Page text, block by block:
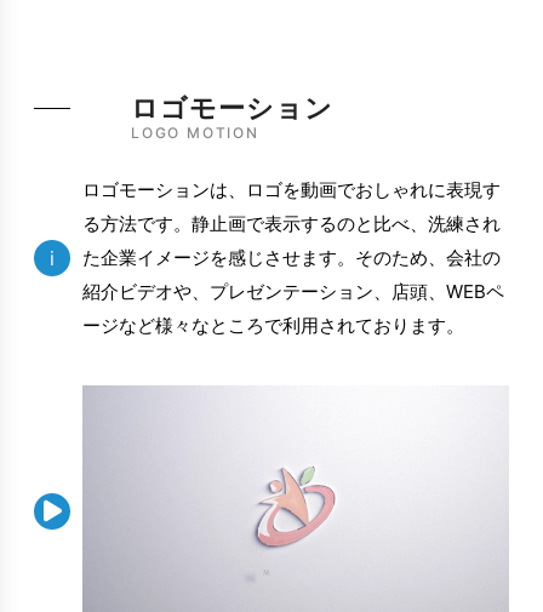
LOGO MOTION
ロゴモーション
i
ロゴモーションは、ロゴを動画でおしゃれに表現す
る方法です。静止画で表示するのと比べ、洗練され
た企業イメージを感じさせます。そのため、会社の
紹介ビデオや、プレゼンテーション、店頭、WEBペ
ージなど様々なところで利用されております。
